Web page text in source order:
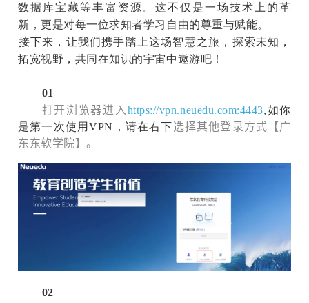
数据库宝藏等丰富资源。这不仅是一场技术上的革
新，更是对每一位求知者学习自由的尊重与赋能。
‎接下来，让我们携手踏上这场智慧之旅，探索未知，
拓宽视野，共同在知识的宇宙中遨游吧！
01
打开浏览器进入 https://vpn.neuedu.com:4443,如你
是第一次使用VPN，请在右下选择其他登录方式【广
东东软学院】。
02